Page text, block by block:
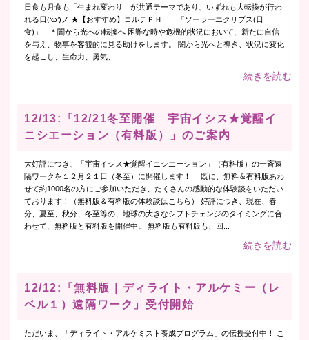
日食も月食も「生まれ変わり」が共通テーマであり、いずれも大転換が行わ
れる日(‘ω’)ノ ★【おすすめ】コルテＰＨＩ 「ソーラーエクリプス(日
食)」 ＊闇から光への転換へ 困難な時や危機的状況において、新たに自信
を与え、物事を客観的に見る助けをします。 闇から光へと導き、状況に変化
を起こし、生命力、勇気、...
続きを読む
12/13:「12/21冬至開催 宇宙イシス★覚醒イ
ニシエーション（有料版）」のご案内
大好評につき、「宇宙イシス★覚醒イニシエーション」（有料版）の一斉遠
隔ワークを１２月２１日（冬至）に開催します！ 既に、無料＆有料版あわ
せて約1000名の方にご参加いただき、たくさんの感動的な体験談をいただい
ております！（無料版＆有料版の体験談はこちら） 好評につき、現在、春
分、夏至、秋分、冬至等の、地球の大きなシフトチェンジのタイミングに合
わせて、無料版と有料版を開催中。 無料版も有料版も、回...
続きを読む
12/12:「無料版｜ディライト・アルケミー（レ
ベル１）遠隔ワーク」受付開始
ただいま、「ディライト・アルケミスト養成プログラム」の伝授受付中！ こ